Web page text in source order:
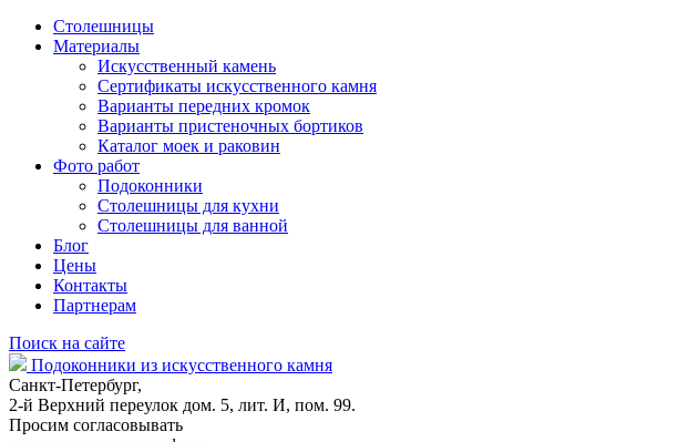
Столешницы
Материалы
Искусственный камень
Сертификаты искусственного камня
Варианты передних кромок
Варианты пристеночных бортиков
Каталог моек и раковин
Фото работ
Подоконники
Столешницы для кухни
Столешницы для ванной
Блог
Цены
Контакты
Партнерам
Поиск на сайте
Подоконники из искусственного камня
Санкт-Петербург,
2-й Верхний переулок дом. 5, лит. И, пом. 99.
Просим согласовывать